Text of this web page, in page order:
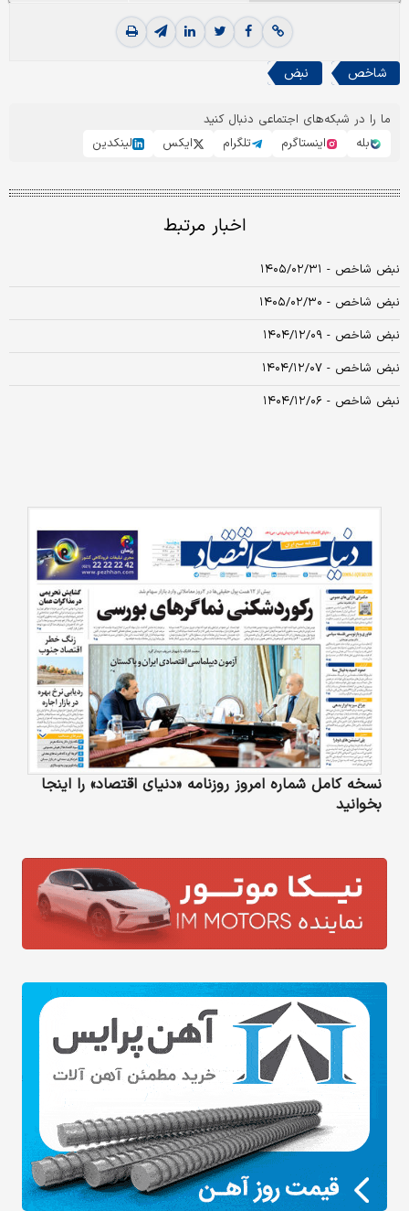
شاخص نبض
ما را در شبکه‌های اجتماعی دنبال کنید
بله
اینستاگرم تلگرام ایکس لینکدین
اخبار مرتبط
نبض شاخص - ۱۴۰۵/۰۲/۳۱
نبض شاخص - ۱۴۰۵/۰۲/۳۰
نبض شاخص - ۱۴۰۴/۱۲/۰۹
نبض شاخص - ۱۴۰۴/۱۲/۰۷
نبض شاخص - ۱۴۰۴/۱۲/۰۶
نسخه کامل شماره امروز روزنامه «دنیای‌ اقتصاد» را اینجا
بخوانید